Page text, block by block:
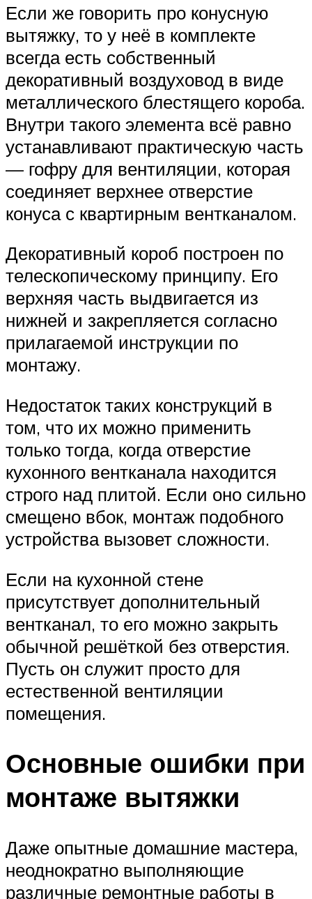
Если же говорить про конусную
вытяжку, то у неё в комплекте
всегда есть собственный
декоративный воздуховод в виде
металлического блестящего короба.
Внутри такого элемента всё равно
устанавливают практическую часть
— гофру для вентиляции, которая
соединяет верхнее отверстие
конуса с квартирным вентканалом.
Декоративный короб построен по
телескопическому принципу. Его
верхняя часть выдвигается из
нижней и закрепляется согласно
прилагаемой инструкции по
монтажу.
Недостаток таких конструкций в
том, что их можно применить
только тогда, когда отверстие
кухонного вентканала находится
строго над плитой. Если оно сильно
смещено вбок, монтаж подобного
устройства вызовет сложности.
Если на кухонной стене
присутствует дополнительный
вентканал, то его можно закрыть
обычной решёткой без отверстия.
Пусть он служит просто для
естественной вентиляции
помещения.
Основные ошибки при
монтаже вытяжки
Даже опытные домашние мастера,
неоднократно выполняющие
различные ремонтные работы в